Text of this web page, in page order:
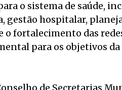
o sistema de saúde,
gestão hospitalar,
o fortalecimento das
para os objetivos